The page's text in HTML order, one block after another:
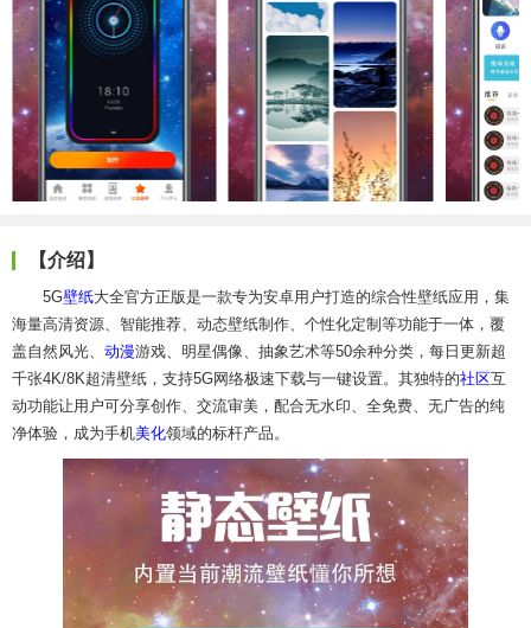
【介绍】
5G壁纸大全官方正版是一款专为安卓用户打造的综合性壁纸应用，集
海量高清资源、智能推荐、动态壁纸制作、个性化定制等功能于一体，覆
盖自然风光、 动漫游戏、明星偶像、抽象艺术等50余种分类，每日更新超
千张4K/8K超清壁纸，支持5G网络极速下载与一键设置。其独特的社区互
动功能让用户可分享创作、交流审美，配合无水印、全免费、无广告的纯
净体验，成为手机美化领域的标杆产品。